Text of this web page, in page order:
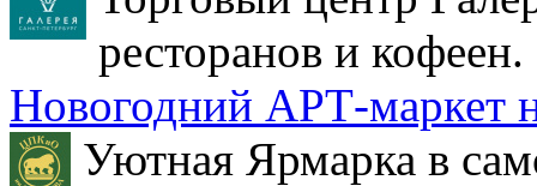
ресторанов и кофеен.
Новогодний АРТ-маркет
Уютная Ярмарка в